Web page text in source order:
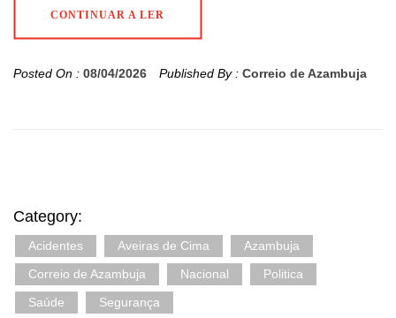
CONTINUAR A LER
Posted On : 08/04/2026 Published By : Correio de Azambuja
Category:
Acidentes Aveiras de Cima
Azambuja
Correio de Azambuja
Nacional
Politica
Saúde
Segurança